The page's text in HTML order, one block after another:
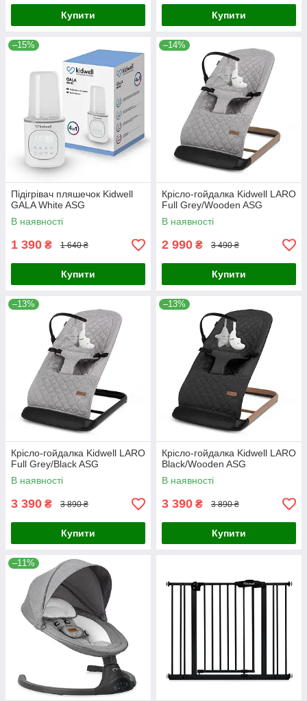
Купити Купити
–15%
Підігрівач пляшечок Kidwell
GALA White ASG
В наявності
1 390 ₴ 1 640 ₴
Купити
–14%
Крісло-гойдалка Kidwell LARO
Full Grey/Wooden ASG
В наявності
2 990 ₴ 3 490 ₴
Купити
–13%
Крісло-гойдалка Kidwell LARO
Full Grey/Black ASG
В наявності
3 390 ₴ 3 890 ₴
Купити
–13%
Крісло-гойдалка Kidwell LARO
Black/Wooden ASG
В наявності
3 390 ₴ 3 890 ₴
Купити
–11%